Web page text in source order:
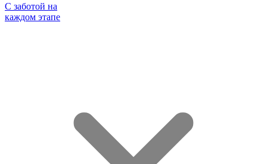
С заботой на
каждом этапе